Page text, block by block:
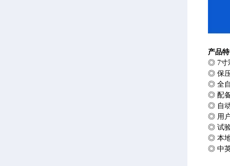
产品
◎ 7寸
◎ 保
◎ 全
◎ 配备
◎ 自
◎ 用
◎ 试
◎ 本
◎ 中